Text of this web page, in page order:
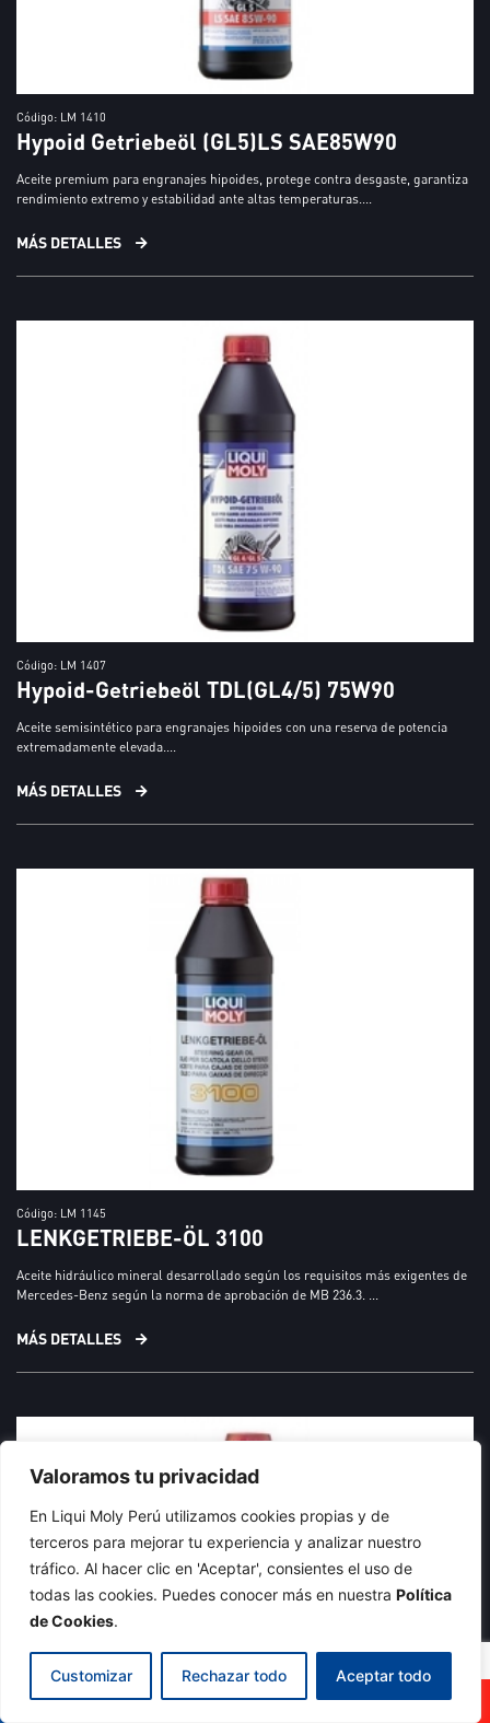
Valoramos tu privacidad
En Liqui Moly Perú utilizamos cookies propias y de
terceros para mejorar tu experiencia y analizar nuestro
tráfico. Al hacer clic en 'Aceptar', consientes el uso de
todas las cookies. Puedes conocer más en nuestra Política
de Cookies.
Customizar Rechazar todo
Aceptar todo
GUÍA DE ACEITES
DÓNDE COMPRAR
Código: LM 1410
Hypoid Getriebeöl (GL5)LS SAE85W90
Aceite premium para engranajes hipoides, protege contra desgaste, garantiza
rendimiento extremo y estabilidad ante altas temperaturas....
MÁS DETALLES
Código: LM 1407
Hypoid-Getriebeöl TDL(GL4/5) 75W90
Aceite semisintético para engranajes hipoides con una reserva de potencia
extremadamente elevada....
MÁS DETALLES
Código: LM 1145
LENKGETRIEBE-ÖL 3100
Aceite hidráulico mineral desarrollado según los requisitos más exigentes de
Mercedes-Benz según la norma de aprobación de MB 236.3. ...
MÁS DETALLES